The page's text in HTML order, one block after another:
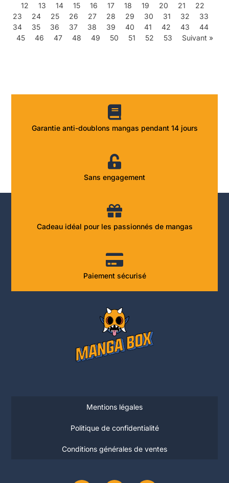
12
13 14 15 16 17 18 19 20 21
22
23
24 25 26 27 28 29 30 31 32
33
34
35 36 37 38 39 40 41 42 43
44
45
46 47 48 49 50 51 52 53 Suivant »
Garantie anti-doublons mangas pendant 14 jours
Sans engagement
Cadeau idéal pour les passionnés de mangas
Paiement sécurisé
Mentions légales
Politique de confidentialité
Conditions générales de ventes